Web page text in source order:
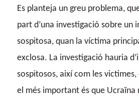
Es planteja un greu problema,
part d’una investigació sobre un
sospitosa, quan la víctima
exclosa. La investigació hauria
sospitosos, així com les victimes,
el més important és que Ucraïna